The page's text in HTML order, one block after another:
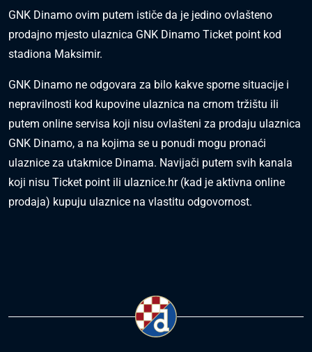
GNK Dinamo ovim putem ističe da je jedino ovlašteno
prodajno mjesto ulaznica GNK Dinamo Ticket point kod
stadiona Maksimir.
GNK Dinamo ne odgovara za bilo kakve sporne situacije i
nepravilnosti kod kupovine ulaznica na crnom tržištu ili
putem online servisa koji nisu ovlašteni za prodaju ulaznica
GNK Dinamo, a na kojima se u ponudi mogu pronaći
ulaznice za utakmice Dinama. Navijači putem svih kanala
koji nisu Ticket point ili ulaznice.hr (kad je aktivna online
prodaja) kupuju ulaznice na vlastitu odgovornost.